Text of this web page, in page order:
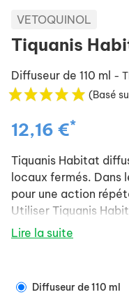
VETOQUINOL
Tiquanis
Diffuseur de 110 ml -
(Basé
12,16 €*
Tiquanis Habitat
locaux fermés. Dans
pour une action
Utiliser Tiquanis
les animaux avec un
Laisser la
Lire la suite
Diffuseur de 110 ml